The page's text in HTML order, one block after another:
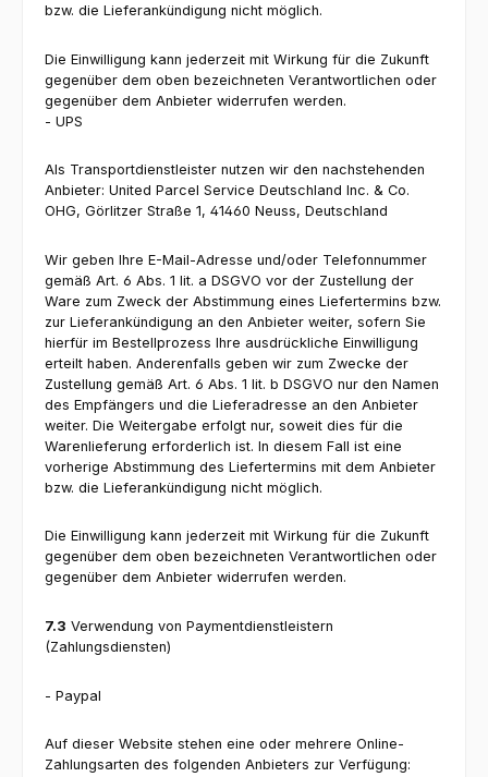
bzw. die Lieferankündigung nicht möglich.
Die Einwilligung kann jederzeit mit Wirkung für die Zukunft
gegenüber dem oben bezeichneten Verantwortlichen oder
gegenüber dem Anbieter widerrufen werden.
- UPS
Als Transportdienstleister nutzen wir den nachstehenden
Anbieter: United Parcel Service Deutschland Inc. & Co.
OHG, Görlitzer Straße 1, 41460 Neuss, Deutschland
Wir geben Ihre E-Mail-Adresse und/oder Telefonnummer
gemäß Art. 6 Abs. 1 lit. a DSGVO vor der Zustellung der
Ware zum Zweck der Abstimmung eines Liefertermins bzw.
zur Lieferankündigung an den Anbieter weiter, sofern Sie
hierfür im Bestellprozess Ihre ausdrückliche Einwilligung
erteilt haben. Anderenfalls geben wir zum Zwecke der
Zustellung gemäß Art. 6 Abs. 1 lit. b DSGVO nur den Namen
des Empfängers und die Lieferadresse an den Anbieter
weiter. Die Weitergabe erfolgt nur, soweit dies für die
Warenlieferung erforderlich ist. In diesem Fall ist eine
vorherige Abstimmung des Liefertermins mit dem Anbieter
bzw. die Lieferankündigung nicht möglich.
Die Einwilligung kann jederzeit mit Wirkung für die Zukunft
gegenüber dem oben bezeichneten Verantwortlichen oder
gegenüber dem Anbieter widerrufen werden.
7.3 Verwendung von Paymentdienstleistern
(Zahlungsdiensten)
- Paypal
Auf dieser Website stehen eine oder mehrere Online-
Zahlungsarten des folgenden Anbieters zur Verfügung: